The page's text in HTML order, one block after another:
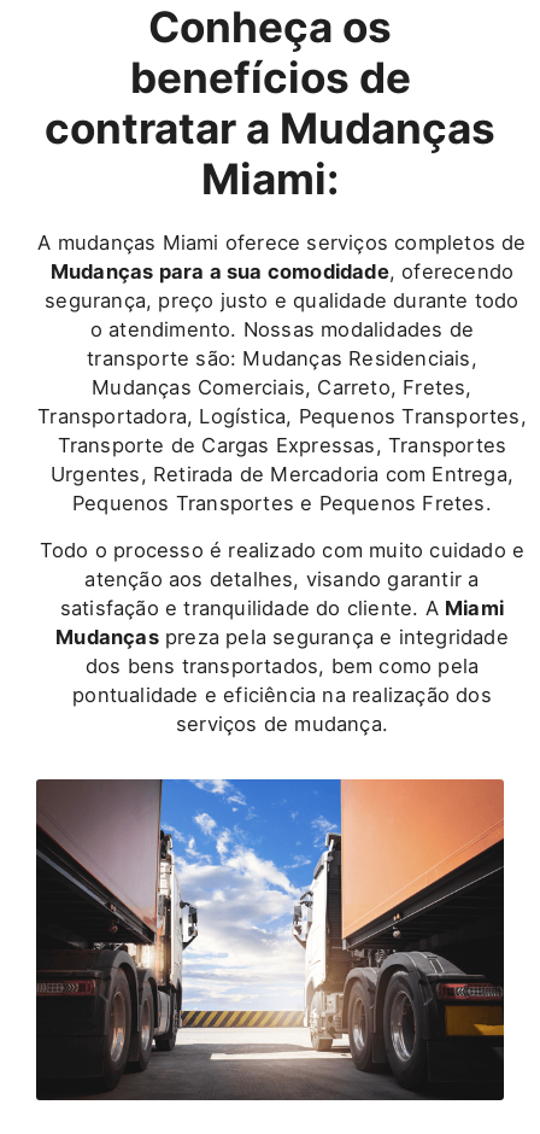
Conheça os
benefícios de
contratar a Mudanças
Miami:
A mudanças Miami oferece serviços completos de
Mudanças para a sua comodidade, oferecendo
segurança, preço justo e qualidade durante todo
o atendimento. Nossas modalidades de
transporte são: Mudanças Residenciais,
Mudanças Comerciais, Carreto, Fretes,
Transportadora, Logística, Pequenos Transportes,
Transporte de Cargas Expressas, Transportes
Urgentes, Retirada de Mercadoria com Entrega,
Pequenos Transportes e Pequenos Fretes.
Todo o processo é realizado com muito cuidado e
atenção aos detalhes, visando garantir a
satisfação e tranquilidade do cliente. A Miami
Mudançaspreza pela segurança e integridade
dos bens transportados, bem como pela
pontualidade e eficiência na realização dos
serviços de mudança.